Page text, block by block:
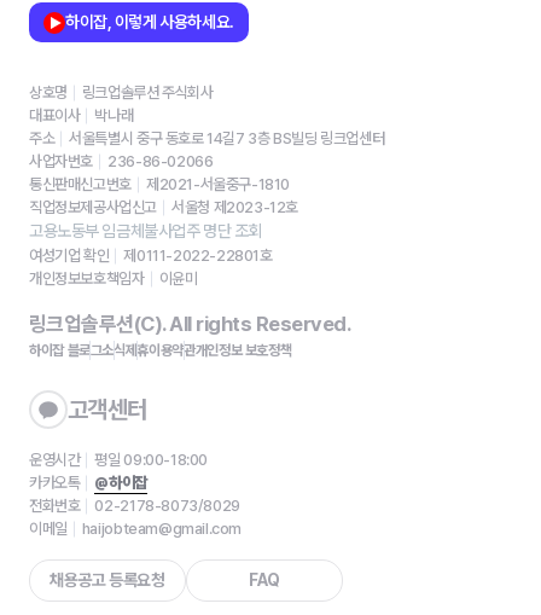
하이잡, 이렇게 사용하세요.
상호명
링크업솔루션 주식회사
대표이사
박나래
주소
서울특별시 중구 동호로 14길7 3층 BS빌딩 링크업센터
사업자번호
236-86-02066
통신판매신고번호
제2021-서울중구-1810
직업정보제공사업신고
서울청 제2023-12호
고용노동부 임금체불사업주 명단 조회
여성기업 확인
제0111-2022-22801호
개인정보보호책임자
이윤미
링크업솔루션(C). All rights Reserved.
하이잡 블로그소식제휴이용약관개인정보 보호정책
고객센터
운영시간
평일 09:00-18:00
카카오톡
@하이잡
전화번호
02-2178-8073/8029
이메일
haijobteam@gmail.com
채용공고 등록요청 FAQ